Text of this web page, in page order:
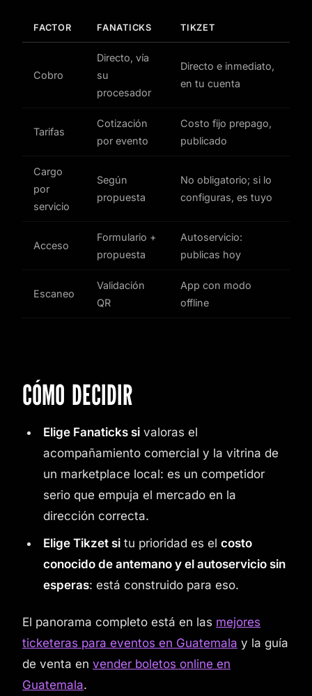
FACTOR FANATICKS TIKZET
Cobro
Directo, vía
su
procesador
Directo e inmediato,
en tu cuenta
Tarifas
Cotización
por evento
Costo fijo prepago,
publicado
Cargo
por
servicio
Según
propuesta
No obligatorio; si lo
configuras, es tuyo
Acceso
Formulario +
propuesta
Autoservicio:
publicas hoy
Escaneo
Validación
QR
App con modo
offline
CÓMO DECIDIR
Elige Fanaticks sivaloras el
acompañamiento comercial y la vitrina de
un marketplace local: es un competidor
serio que empuja el mercado en la
dirección correcta.
Elige Tikzet situ prioridad es el costo
conocido de antemano y el autoservicio sin
esperas: está construido para eso.
El panorama completo está en las mejores
ticketeras para eventos en Guatemala y la guía
de venta en vender boletos online en
Guatemala.